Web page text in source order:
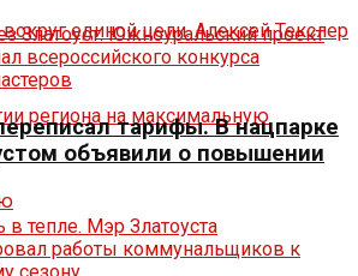
тарифы. В нацпарке
объявили о повышении